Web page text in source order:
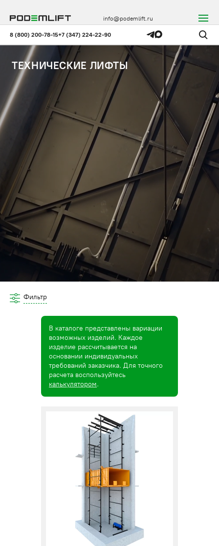
8 (800) 200-78-15+7 (347) 224-22-90
info@podemlift.ru
ТЕХНИЧЕСКИЕ ЛИФТЫ
Фильтр
В каталоге представлены вариации
возможных изделий. Каждое
изделие рассчитывается на
основании индивидуальных
требований заказчика. Для точного
расчета воспользуйтесь
калькулятором.